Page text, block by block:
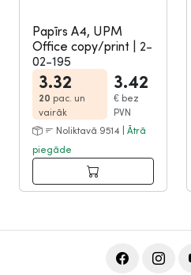
Papīrs A4, UPM
Office copy/print
2-
02-195
3.32
20 pac. un
vairāk
3.42
€ bez
PVN
Noliktavā 9514 | Ātrā
piegāde